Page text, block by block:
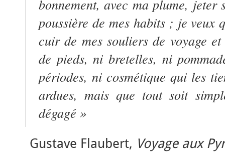
bonnement, avec ma plume,
poussière de mes habits ; je veux
cuir de mes souliers de voyage et
de pieds, ni bretelles, ni
périodes, ni cosmétique qui les
ardues, mais que tout soit
dégagé »
Gustave Flaubert, Voyage aux